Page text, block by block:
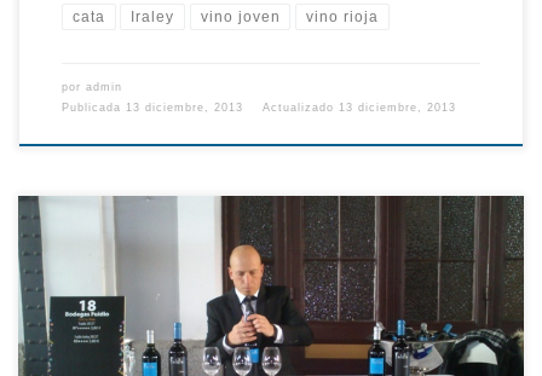
cata Iraley vino joven vino rioja
por admin
Publicada 13 diciembre, 2013 Actualizado 13 diciembre, 2013
Ya estamos de vuelta de nuestro primer Salón de la Guía Peñín. Ha
sido una experiencia muy gratificante, ya que hemos presentado
nuestros tintos a varios profesionales del sector. Como
principiantes en esta clase de eventos, estábamos bastante